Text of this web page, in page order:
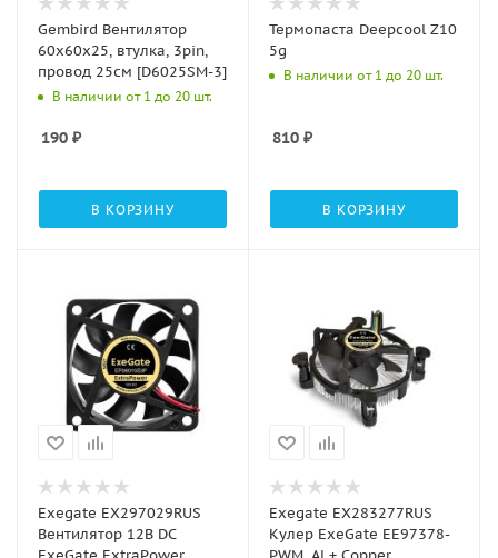
Gembird Вентилятор
60x60x25, втулка, 3pin,
провод 25см [D6025SM-3]
В наличии от 1 до 20 шт.
190 ₽
В КОРЗИНУ
Термопаста Deepcool Z10
5g
В наличии от 1 до 20 шт.
810 ₽
В КОРЗИНУ
Exegate EX297029RUS
Вентилятор 12В DC
Exegate EX283277RUS
Кулер ExeGate EE97378-